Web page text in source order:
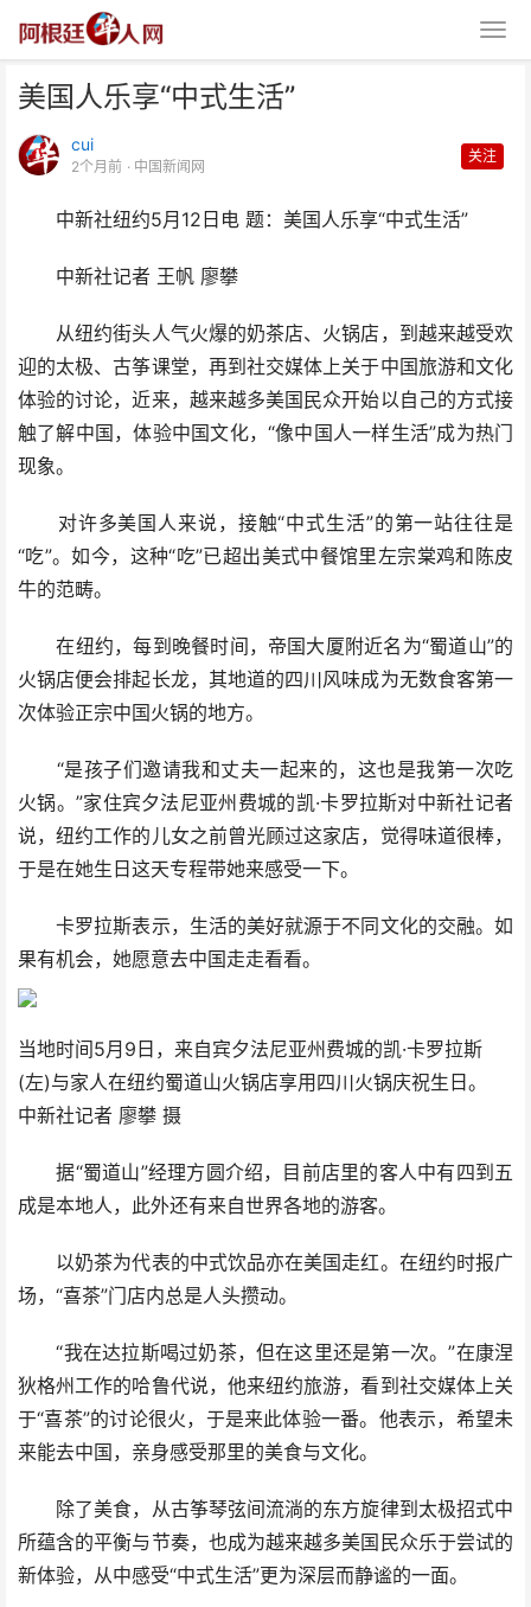
美国人乐享“中式生活”
cui
2个月前 · 中国新闻网
关注
中新社纽约5月12日电 题：美国人乐享“中式生活”
中新社记者 王帆 廖攀
从纽约街头人气火爆的奶茶店、火锅店，到越来越受欢
迎的太极、古筝课堂，再到社交媒体上关于中国旅游和文化
体验的讨论，近来，越来越多美国民众开始以自己的方式接
触了解中国，体验中国文化，“像中国人一样生活”成为热门
现象。
对许多美国人来说，接触“中式生活”的第一站往往是
“吃”。如今，这种“吃”已超出美式中餐馆里左宗棠鸡和陈皮
牛的范畴。
在纽约，每到晚餐时间，帝国大厦附近名为“蜀道山”的
火锅店便会排起长龙，其地道的四川风味成为无数食客第一
次体验正宗中国火锅的地方。
“是孩子们邀请我和丈夫一起来的，这也是我第一次吃
火锅。”家住宾夕法尼亚州费城的凯·卡罗拉斯对中新社记者
说，纽约工作的儿女之前曾光顾过这家店，觉得味道很棒，
于是在她生日这天专程带她来感受一下。
卡罗拉斯表示，生活的美好就源于不同文化的交融。如
果有机会，她愿意去中国走走看看。
当地时间5月9日，来自宾夕法尼亚州费城的凯·卡罗拉斯
(左)与家人在纽约蜀道山火锅店享用四川火锅庆祝生日。
中新社记者 廖攀 摄
据“蜀道山”经理方圆介绍，目前店里的客人中有四到五
成是本地人，此外还有来自世界各地的游客。
以奶茶为代表的中式饮品亦在美国走红。在纽约时报广
场，“喜茶”门店内总是人头攒动。
“我在达拉斯喝过奶茶，但在这里还是第一次。”在康涅
狄格州工作的哈鲁代说，他来纽约旅游，看到社交媒体上关
于“喜茶”的讨论很火，于是来此体验一番。他表示，希望未
来能去中国，亲身感受那里的美食与文化。
除了美食，从古筝琴弦间流淌的东方旋律到太极招式中
所蕴含的平衡与节奏，也成为越来越多美国民众乐于尝试的
新体验，从中感受“中式生活”更为深层而静谧的一面。
美国人乐享“中式生活”